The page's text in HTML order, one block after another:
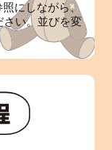
にしながら、
さい。並びを変